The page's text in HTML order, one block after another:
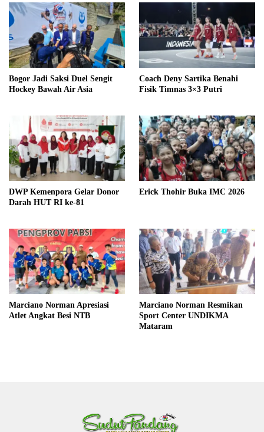
Bogor Jadi Saksi Duel Sengit
Hockey Bawah Air Asia
Coach Deny Sartika Benahi
Fisik Timnas 3×3 Putri
DWP Kemenpora Gelar Donor
Darah HUT RI ke-81
Erick Thohir Buka IMC 2026
Marciano Norman Apresiasi
Atlet Angkat Besi NTB
Marciano Norman Resmikan
Sport Center UNDIKMA
Mataram